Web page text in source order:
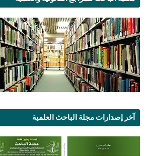
آخر إصدارات مجلة الباحث العلمية